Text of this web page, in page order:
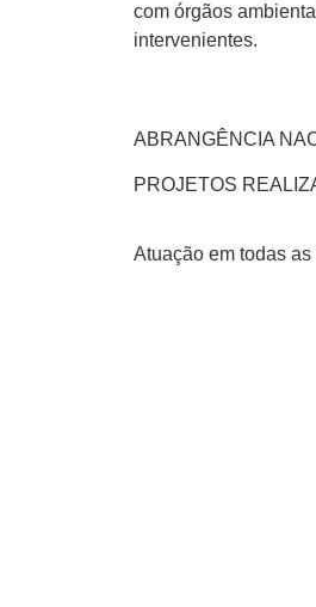
com órgãos
intervenientes.
ABRANGÊNCIA
PROJETOS
Atuação em todas